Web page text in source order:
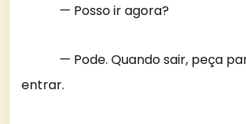
— Posso ir agora?
— Pode. Quando sair, peça
entrar.